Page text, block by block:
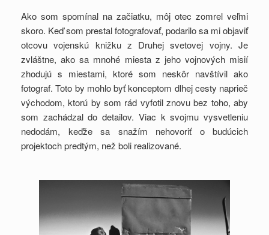
Ako som spomínal na začiatku, môj otec zomrel veľmi
skoro. Keď som prestal fotografovať, podarilo sa mi objaviť
otcovu vojenskú knižku z Druhej svetovej vojny. Je
zvláštne, ako sa mnohé miesta z jeho vojnových misií
zhodujú s miestami, ktoré som neskôr navštívil ako
fotograf. Toto by mohlo byť konceptom dlhej cesty naprieč
východom, ktorú by som rád vyfotil znovu bez toho, aby
som zachádzal do detailov. Viac k svojmu vysvetleniu
nedodám, keďže sa snažím nehovoriť o budúcich
projektoch predtým, než boli realizované.